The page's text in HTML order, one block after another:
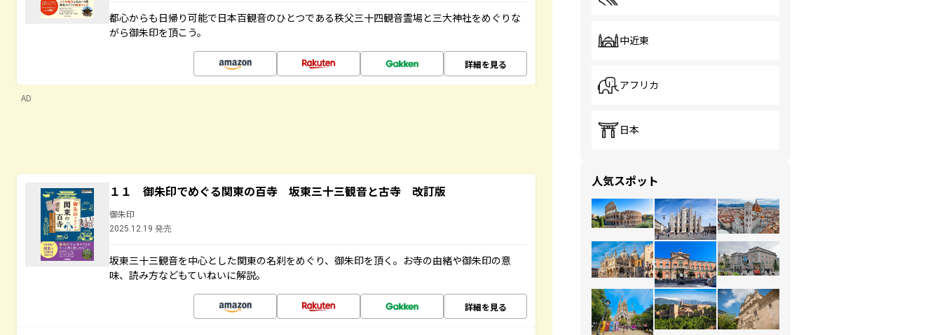
都心からも日帰り可能で日本百観音のひとつである秩父三十四観音霊場と三大神社をめぐりな
がら御朱印を頂こう。
詳細を見る
AD
１１ 御朱印でめぐる関東の百寺 坂東三十三観音と古寺 改訂版
御朱印
2025.12.19 発売
坂東三十三観音を中心とした関東の名刹をめぐり、御朱印を頂く。お寺の由緒や御朱印の意
味、読み方などもていねいに解説。
詳細を見る
中近東
アフリカ
日本
人気スポット